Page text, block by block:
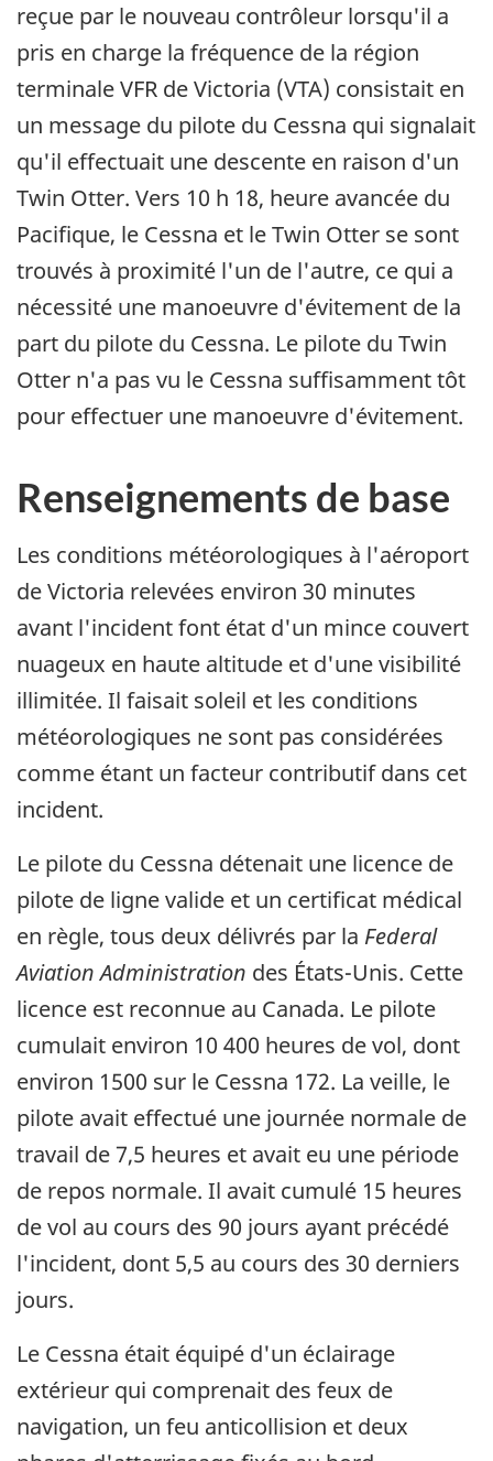
reçue par le nouveau contrôleur lorsqu'il a
pris en charge la fréquence de la région
terminale VFR de Victoria (VTA) consistait en
un message du pilote du Cessna qui signalait
qu'il effectuait une descente en raison d'un
Twin Otter. Vers 10 h 18, heure avancée du
Pacifique, le Cessna et le Twin Otter se sont
trouvés à proximité l'un de l'autre, ce qui a
nécessité une manoeuvre d'évitement de la
part du pilote du Cessna. Le pilote du Twin
Otter n'a pas vu le Cessna suffisamment tôt
pour effectuer une manoeuvre d'évitement.
Renseignements de base
Les conditions météorologiques à l'aéroport
de Victoria relevées environ 30 minutes
avant l'incident font état d'un mince couvert
nuageux en haute altitude et d'une visibilité
illimitée. Il faisait soleil et les conditions
météorologiques ne sont pas considérées
comme étant un facteur contributif dans cet
incident.
Le pilote du Cessna détenait une licence de
pilote de ligne valide et un certificat médical
en règle, tous deux délivrés par la Federal
Aviation Administration des États-Unis. Cette
licence est reconnue au Canada. Le pilote
cumulait environ 10 400 heures de vol, dont
environ 1500 sur le Cessna 172. La veille, le
pilote avait effectué une journée normale de
travail de 7,5 heures et avait eu une période
de repos normale. Il avait cumulé 15 heures
de vol au cours des 90 jours ayant précédé
l'incident, dont 5,5 au cours des 30 derniers
jours.
Le Cessna était équipé d'un éclairage
extérieur qui comprenait des feux de
navigation, un feu anticollision et deux